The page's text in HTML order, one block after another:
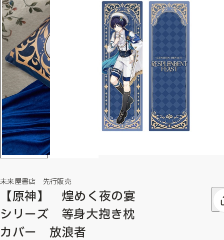
未来屋書店 先行販売
【原神】 煌めく夜の宴
シリーズ 等身大抱き枕
カバー 放浪者